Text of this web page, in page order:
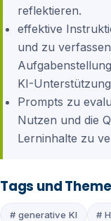
reflektieren.
effektive
und zu
KI-
Prompts zu
Nutzen und die
Lerninhalte zu
Tags und
# generative KI #